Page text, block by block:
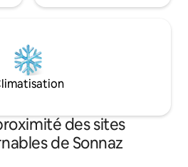
des sites
de Sonnaz